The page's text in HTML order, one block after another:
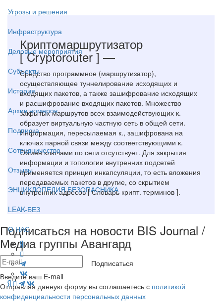
Угрозы и решения
Инфраструктура
Деловые мероприятия
Субъекты
История
Архив номеров
Подписка
Сотрудничество
Отзывы
ЭНЦИКЛОПЕДИЯ БЕЗОПАСНИКА
LEAK-БЕЗ
О НАС
Криптомаршрутизатор
[ Cryptorouter ] —
Средство программное (маршрутизатор),
осуществляющее туннелирование исходящих и
входящих пакетов, а также зашифрование исходящих
и расшифрование входящих пакетов. Множество
закрытых маршрутов всех взаимодействующих к.
образует виртуальную частную сеть в общей сети.
Информация, пересылаемая к., зашифрована на
ключах парной связи между соответствующими к.
Обмен ключами по сети отсутствует. Для закрытия
информации и топологии внутренних подсетей
применяется принцип инкапсуляции, то есть вложения
передаваемых пакетов в другие, со скрытием
внутренних адресов [ Словарь крипт. терминов ].
Подписаться на новости BIS Journal /
Медиа группы Авангард
Подписаться
Введите ваш E-mail
Отправляя данную форму вы соглашаетесь с политикой
конфиденциальности персональных данных